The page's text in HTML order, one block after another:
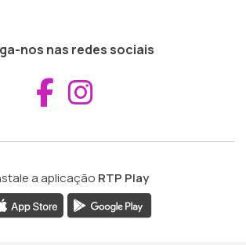
nos nas redes sociais
Aceder ao
a aplicação RTP Play